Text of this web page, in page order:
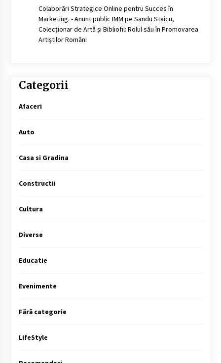
Colaborări Strategice Online pentru Succes în
Marketing. - Anunt public IMM pe Sandu Staicu,
Colecționar de Artă și Bibliofil: Rolul său în Promovarea
Artiștilor Români
Categorii
Afaceri
Auto
Casa si Gradina
Constructii
Cultura
Diverse
Educatie
Evenimente
Fără categorie
LifeStyle